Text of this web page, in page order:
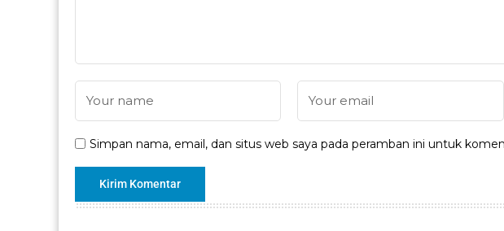
Simpan nama, email, dan situs web saya pada peramban ini untuk